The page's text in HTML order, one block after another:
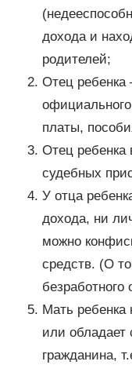
дохода и
родителей;
Отец ребенка
платы,
Отец ребенка
судебных
У отца
дохода, ни
можно
средств. (О
безработного
Мать ребенка
или обладает
гражданина,